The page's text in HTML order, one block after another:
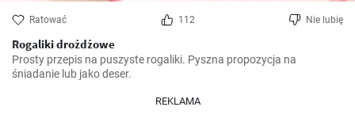
Ratować 112 Nie lubię
Rogaliki drożdżowe
Prosty przepis na puszyste rogaliki. Pyszna propozycja na
śniadanie lub jako deser.
REKLAMA